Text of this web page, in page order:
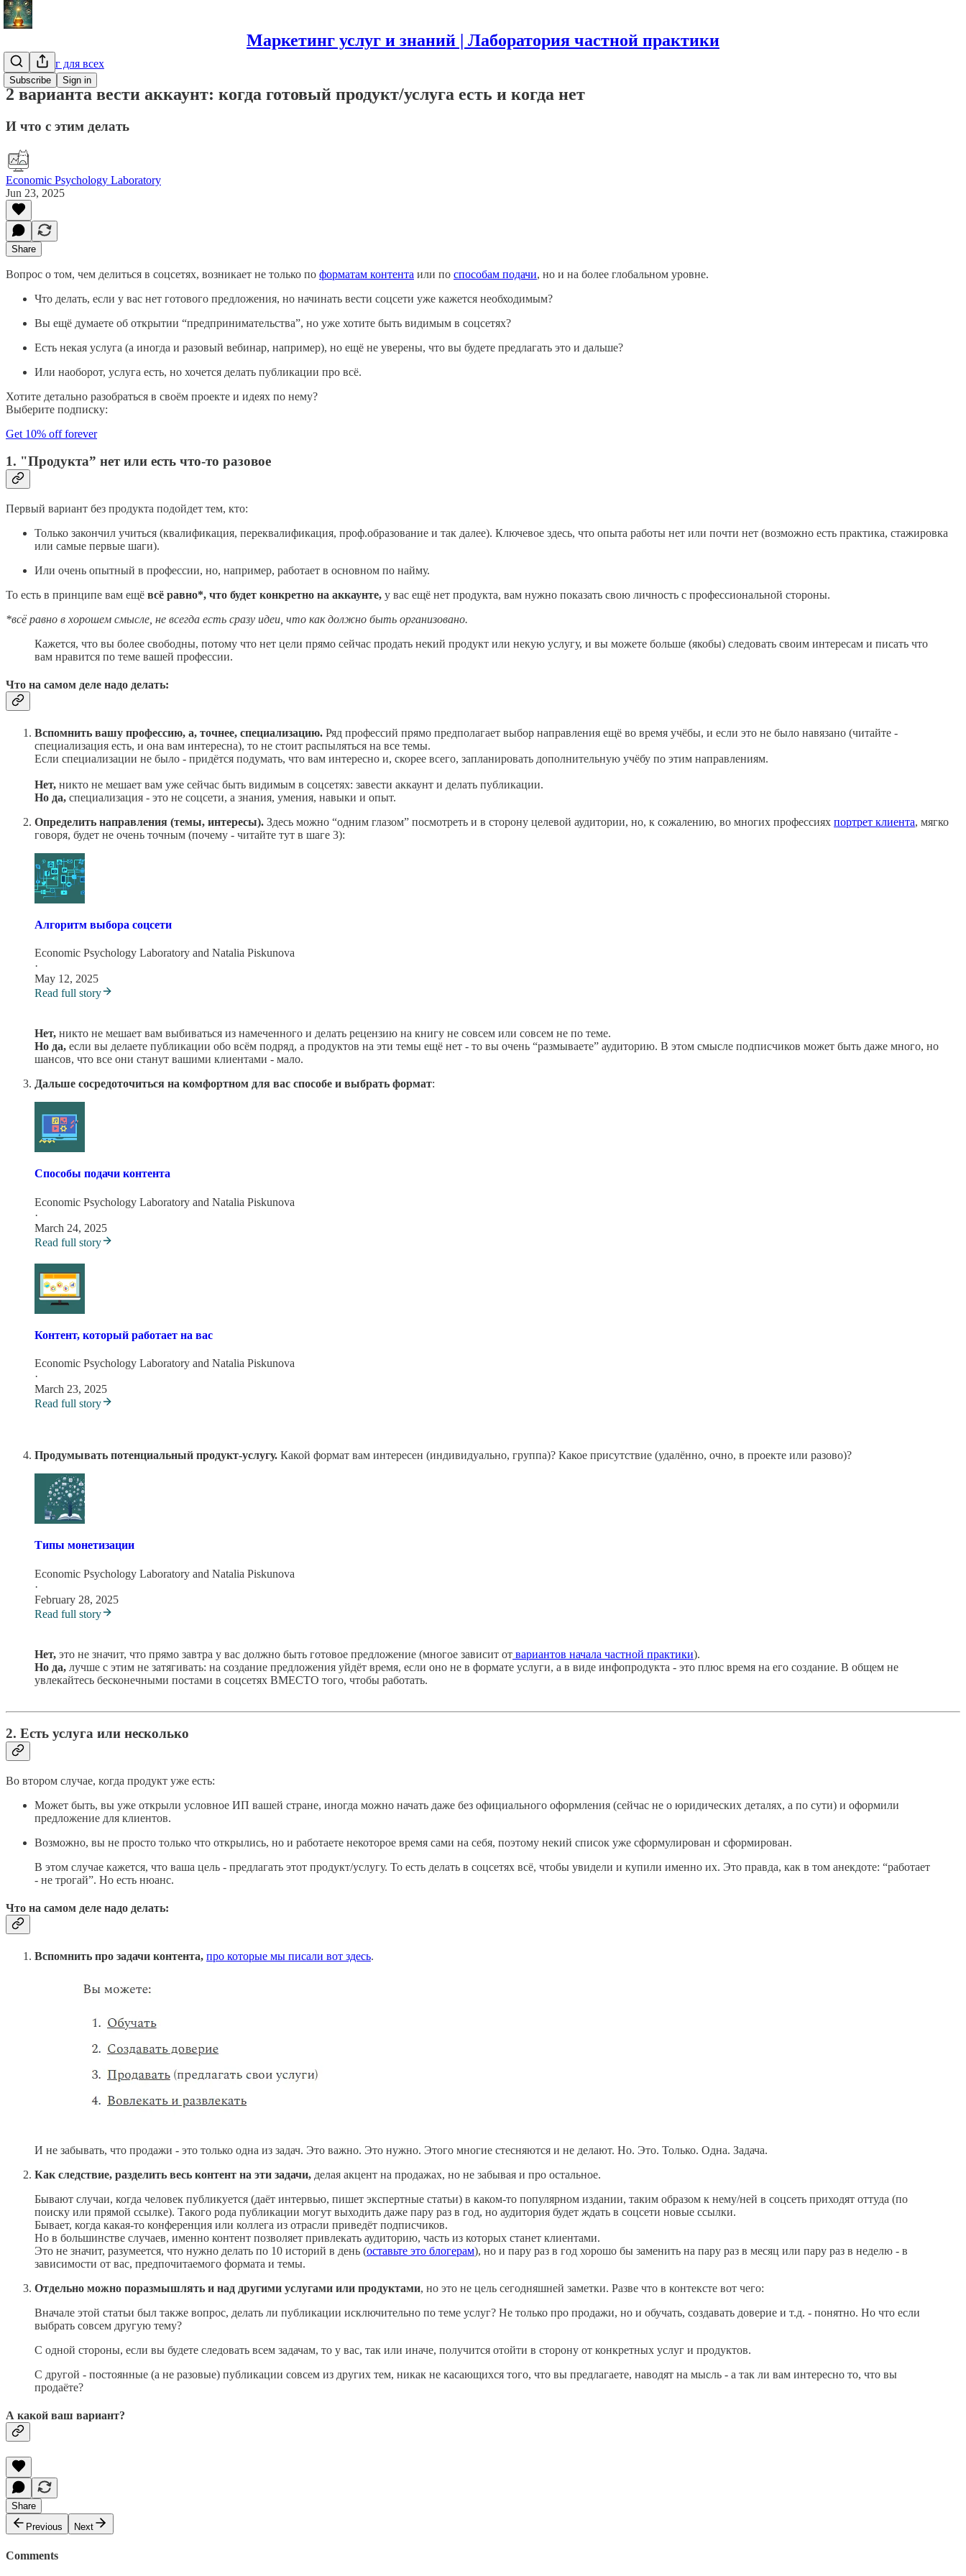
Маркетинг услуг и знаний | Лаборатория частной практики
Subscribe Sign in
Маркетинг для всех
2 варианта вести аккаунт: когда готовый продукт/услуга есть и когда нет
И что с этим делать
Economic Psychology Laboratory
Jun 23, 2025
Share
Вопрос о том, чем делиться в соцсетях, возникает не только по форматам контента или по способам подачи, но и на более глобальном уровне.
Что делать, если у вас нет готового предложения, но начинать вести соцсети уже кажется необходимым?
Вы ещё думаете об открытии “предпринимательства”, но уже хотите быть видимым в соцсетях?
Есть некая услуга (а иногда и разовый вебинар, например), но ещё не уверены, что вы будете предлагать это и дальше?
Или наоборот, услуга есть, но хочется делать публикации про всё.
Хотите детально разобраться в своём проекте и идеях по нему?
Выберите подписку:
Get 10% off forever
1. "Продукта” нет или есть что-то разовое
Первый вариант без продукта подойдет тем, кто:
Только закончил учиться (квалификация, переквалификация, проф.образование и так далее). Ключевое здесь, что опыта работы нет или почти нет (возможно есть практика, стажировка
или самые первые шаги).
Или очень опытный в профессии, но, например, работает в основном по найму.
То есть в принципе вам ещё всё равно*, что будет конкретно на аккаунте, у вас ещё нет продукта, вам нужно показать свою личность с профессиональной стороны.
*всё равно в хорошем смысле, не всегда есть сразу идеи, что как должно быть организовано.
Кажется, что вы более свободны, потому что нет цели прямо сейчас продать некий продукт или некую услугу, и вы можете больше (якобы) следовать своим интересам и писать что
вам нравится по теме вашей профессии.
Что на самом деле надо делать:
Вспомнить вашу профессию, а, точнее, специализацию. Ряд профессий прямо предполагает выбор направления ещё во время учёбы, и если это не было навязано (читайте -
специализация есть, и она вам интересна), то не стоит распыляться на все темы.
Если специализации не было - придётся подумать, что вам интересно и, скорее всего, запланировать дополнительную учёбу по этим направлениям.
Нет, никто не мешает вам уже сейчас быть видимым в соцсетях: завести аккаунт и делать публикации.
Но да, специализация - это не соцсети, а знания, умения, навыки и опыт.
Определить направления (темы, интересы). Здесь можно “одним глазом” посмотреть и в сторону целевой аудитории, но, к сожалению, во многих профессиях портрет клиента, мягко
говоря, будет не очень точным (почему - читайте тут в шаге 3):
Алгоритм выбора соцсети
Economic Psychology Laboratory and Natalia Piskunova
·
May 12, 2025
Read full story
Нет, никто не мешает вам выбиваться из намеченного и делать рецензию на книгу не совсем или совсем не по теме.
Но да, если вы делаете публикации обо всём подряд, а продуктов на эти темы ещё нет - то вы очень “размываете” аудиторию. В этом смысле подписчиков может быть даже много, но
шансов, что все они станут вашими клиентами - мало.
Дальше сосредоточиться на комфортном для вас способе и выбрать формат:
Способы подачи контента
Economic Psychology Laboratory and Natalia Piskunova
·
March 24, 2025
Read full story
Контент, который работает на вас
Economic Psychology Laboratory and Natalia Piskunova
·
March 23, 2025
Read full story
Продумывать потенциальный продукт-услугу. Какой формат вам интересен (индивидуально, группа)? Какое присутствие (удалённо, очно, в проекте или разово)?
Типы монетизации
Economic Psychology Laboratory and Natalia Piskunova
·
February 28, 2025
Read full story
Нет, это не значит, что прямо завтра у вас должно быть готовое предложение (многое зависит от вариантов начала частной практики).
Но да, лучше с этим не затягивать: на создание предложения уйдёт время, если оно не в формате услуги, а в виде инфопродукта - это плюс время на его создание. В общем не
увлекайтесь бесконечными постами в соцсетях ВМЕСТО того, чтобы работать.
2. Есть услуга или несколько
Во втором случае, когда продукт уже есть:
Может быть, вы уже открыли условное ИП вашей стране, иногда можно начать даже без официального оформления (сейчас не о юридических деталях, а по сути) и оформили
предложение для клиентов.
Возможно, вы не просто только что открылись, но и работаете некоторое время сами на себя, поэтому некий список уже сформулирован и сформирован.
В этом случае кажется, что ваша цель - предлагать этот продукт/услугу. То есть делать в соцсетях всё, чтобы увидели и купили именно их. Это правда, как в том анекдоте: “работает
- не трогай”. Но есть нюанс.
Что на самом деле надо делать:
Вспомнить про задачи контента, про которые мы писали вот здесь.
И не забывать, что продажи - это только одна из задач. Это важно. Это нужно. Этого многие стесняются и не делают. Но. Это. Только. Одна. Задача.
Как следствие, разделить весь контент на эти задачи, делая акцент на продажах, но не забывая и про остальное.
Бывают случаи, когда человек публикуется (даёт интервью, пишет экспертные статьи) в каком-то популярном издании, таким образом к нему/ней в соцсеть приходят оттуда (по
поиску или прямой ссылке). Такого рода публикации могут выходить даже пару раз в год, но аудитория будет ждать в соцсети новые ссылки.
Бывает, когда какая-то конференция или коллега из отрасли приведёт подписчиков.
Но в большинстве случаев, именно контент позволяет привлекать аудиторию, часть из которых станет клиентами.
Это не значит, разумеется, что нужно делать по 10 историй в день (оставьте это блогерам), но и пару раз в год хорошо бы заменить на пару раз в месяц или пару раз в неделю - в
зависимости от вас, предпочитаемого формата и темы.
Отдельно можно поразмышлять и над другими услугами или продуктами, но это не цель сегодняшней заметки. Разве что в контексте вот чего:
Вначале этой статьи был также вопрос, делать ли публикации исключительно по теме услуг? Не только про продажи, но и обучать, создавать доверие и т.д. - понятно. Но что если
выбрать совсем другую тему?
С одной стороны, если вы будете следовать всем задачам, то у вас, так или иначе, получится отойти в сторону от конкретных услуг и продуктов.
С другой - постоянные (а не разовые) публикации совсем из других тем, никак не касающихся того, что вы предлагаете, наводят на мысль - а так ли вам интересно то, что вы
продаёте?
А какой ваш вариант?
Share
Previous
Next
Comments